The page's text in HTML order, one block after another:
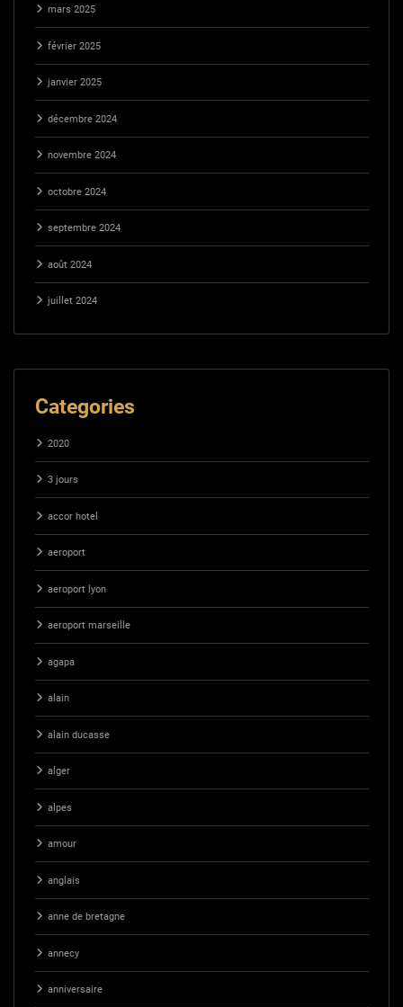
mars 2025
février 2025
janvier 2025
décembre 2024
novembre 2024
octobre 2024
septembre 2024
août 2024
juillet 2024
Categories
2020
3 jours
accor hotel
aeroport
aeroport lyon
aeroport marseille
agapa
alain
alain ducasse
alger
alpes
amour
anglais
anne de bretagne
annecy
anniversaire